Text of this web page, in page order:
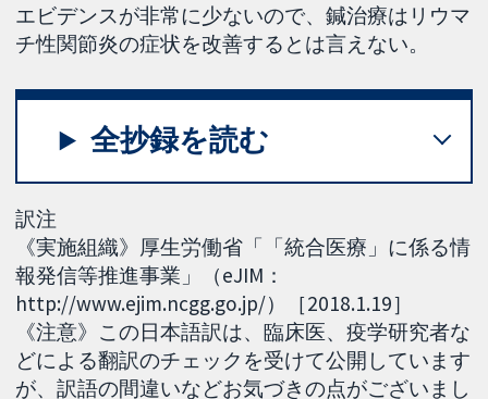
エビデンスが非常に少ないので、鍼治療はリウマ
チ性関節炎の症状を改善するとは言えない。
全抄録を読む
訳注
《実施組織》厚生労働省「「統合医療」に係る情
報発信等推進事業」（eJIM：
http://www.ejim.ncgg.go.jp/）［2018.1.19］
《注意》この日本語訳は、臨床医、疫学研究者な
どによる翻訳のチェックを受けて公開しています
が、訳語の間違いなどお気づきの点がございまし